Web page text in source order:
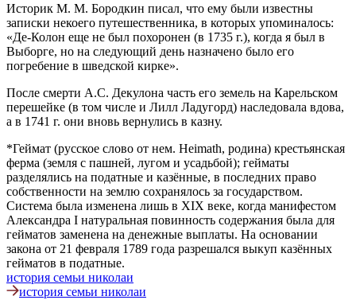
Историк М. М. Бородкин писал, что ему были известны
записки некоего путешественника, в которых упоминалось:
«Де-Колон еще не был похоронен (в 1735 г.), когда я был в
Выборге, но на следующий день назначено было его
погребение в шведской кирке».
После смерти А.С. Декулона часть его земель на Карельском
перешейке (в том числе и Лилл Ладугорд) наследовала вдова,
а в 1741 г. они вновь вернулись в казну.
*Геймат (русское слово от нем. Heimath, родина) крестьянская
ферма (земля с пашней, лугом и усадьбой); гейматы
разделялись на податные и казённые, в последних право
собственности на землю сохранялось за государством.
Система была изменена лишь в XIX веке, когда манифестом
Александра I натуральная повинность содержания была для
гейматов заменена на денежные выплаты. На основании
закона от 21 февраля 1789 года разрешался выкуп казённых
гейматов в податные.
история семьи николаи
история семьи николаи